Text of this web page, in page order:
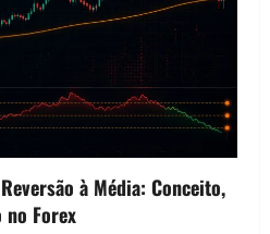
à Média: Conceito,
no Forex